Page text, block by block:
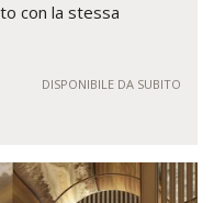
con la stessa
DISPONIBILE DA SUBITO